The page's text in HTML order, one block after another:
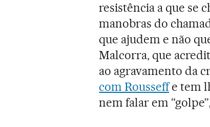
resistência a que se
manobras do
que ajudem e não
Malcorra, que
ao agravamento da
com Rousseffe tem
nem falar em